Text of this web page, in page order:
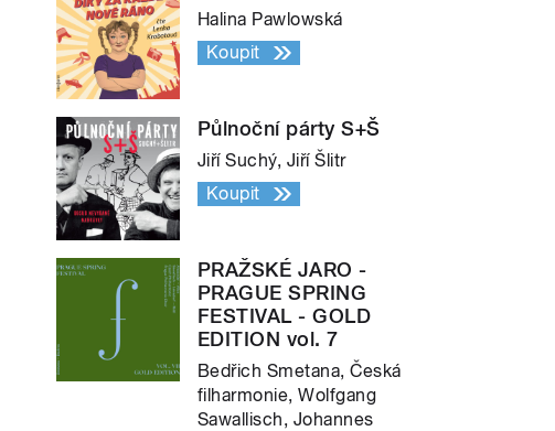
Halina Pawlowská
Koupit
Půlnoční párty S+Š
Jiří Suchý, Jiří Šlitr
Koupit
PRAŽSKÉ JARO -
PRAGUE SPRING
FESTIVAL - GOLD
EDITION vol. 7
Bedřich Smetana, Česká
filharmonie, Wolfgang
Sawallisch, Johannes